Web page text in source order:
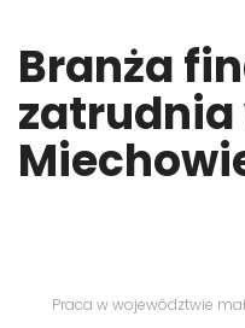
Branża
zatrudnia
Praca w województwie